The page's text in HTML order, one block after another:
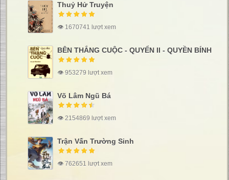
Thuỷ Hử Truyện
👁 1670741 lượt xem
BÊN THẮNG CUỘC - QUYỂN II - QUYỀN BÍNH
👁 953279 lượt xem
Võ Lâm Ngũ Bá
👁 2154869 lượt xem
Trận Vấn Trường Sinh
👁 762651 lượt xem